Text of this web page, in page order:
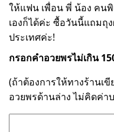
ให้แฟน เพื่อน พี่ น้อง คน
เองก็ได้ค่ะ ซื้อวันนี้แถมถุ
ประเทศค่ะ!
กรอกคำอวยพรไม่เกิน
(ถ้าต้องการให้ทางร้านเ
อวยพรด้านล่าง ไม่คิดค่า